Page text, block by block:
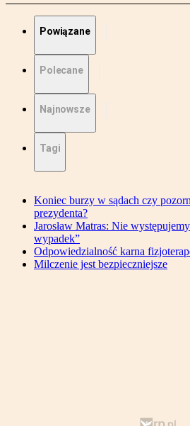
Powiązane
Polecane
Najnowsze
Tagi
Koniec burzy w sądach czy
prezydenta?
Jarosław Matras: Nie
wypadek”
Odpowiedzialność karna
Milczenie jest bezpieczniejsze